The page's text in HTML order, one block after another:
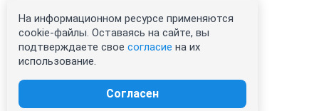
На информационном ресурсе применяются
cookie-файлы. Оставаясь на сайте, вы
подтверждаете свое согласие на их
использование.
Согласен